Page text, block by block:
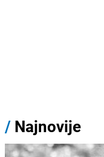
/ Najnovije